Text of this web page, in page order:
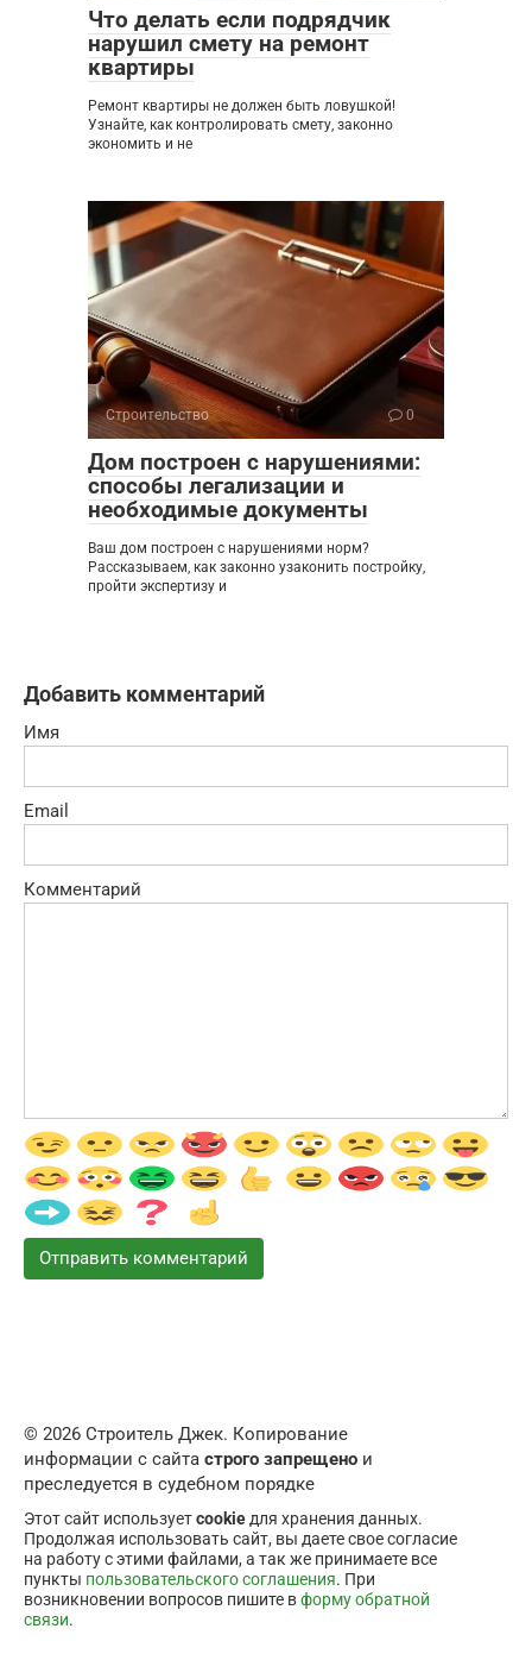
Что делать если подрядчик
нарушил смету на ремонт
квартиры
Ремонт квартиры не должен быть ловушкой!
Узнайте, как контролировать смету, законно
экономить и не
Строительство 0
Дом построен с нарушениями:
способы легализации и
необходимые документы
Ваш дом построен с нарушениями норм?
Рассказываем, как законно узаконить постройку,
пройти экспертизу и
Добавить комментарий
Имя
Email
Комментарий
© 2026 Строитель Джек. Копирование
информации с сайта строго запрещено и
преследуется в судебном порядке
Этот сайт используетcookie для хранения данных.
Продолжая использовать сайт, вы даете свое согласие
на работу с этими файлами, а так же принимаете все
пункты пользовательского соглашения. При
возникновении вопросов пишите вформу обратной
связи.